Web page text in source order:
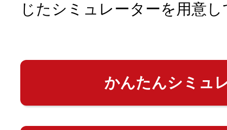
じたシミュレーターを用意
かんたんシミュ